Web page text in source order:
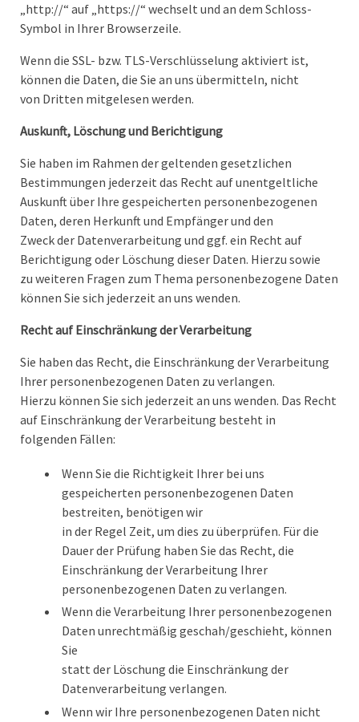
„http://“ auf „https://“ wechselt und an dem Schloss-
Symbol in Ihrer Browserzeile.
Wenn die SSL- bzw. TLS-Verschlüsselung aktiviert ist,
können die Daten, die Sie an uns übermitteln, nicht
von Dritten mitgelesen werden.
Auskunft, Löschung und Berichtigung
Sie haben im Rahmen der geltenden gesetzlichen
Bestimmungen jederzeit das Recht auf unentgeltliche
Auskunft über Ihre gespeicherten personenbezogenen
Daten, deren Herkunft und Empfänger und den
Zweck der Datenverarbeitung und ggf. ein Recht auf
Berichtigung oder Löschung dieser Daten. Hierzu sowie
zu weiteren Fragen zum Thema personenbezogene Daten
können Sie sich jederzeit an uns wenden.
Recht auf Einschränkung der Verarbeitung
Sie haben das Recht, die Einschränkung der Verarbeitung
Ihrer personenbezogenen Daten zu verlangen.
Hierzu können Sie sich jederzeit an uns wenden. Das Recht
auf Einschränkung der Verarbeitung besteht in
folgenden Fällen:
Wenn Sie die Richtigkeit Ihrer bei uns
gespeicherten personenbezogenen Daten
bestreiten, benötigen wir
in der Regel Zeit, um dies zu überprüfen. Für die
Dauer der Prüfung haben Sie das Recht, die
Einschränkung der Verarbeitung Ihrer
personenbezogenen Daten zu verlangen.
Wenn die Verarbeitung Ihrer personenbezogenen
Daten unrechtmäßig geschah/geschieht, können
Sie
statt der Löschung die Einschränkung der
Datenverarbeitung verlangen.
Wenn wir Ihre personenbezogenen Daten nicht